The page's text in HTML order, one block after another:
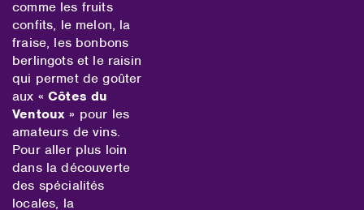
comme les fruits
confits, le melon, la
fraise, les bonbons
berlingots et le raisin
qui permet de goûter
aux «Côtes du
Ventoux » pour les
amateurs de vins.
Pour aller plus loin
dans la découverte
des spécialités
locales, la